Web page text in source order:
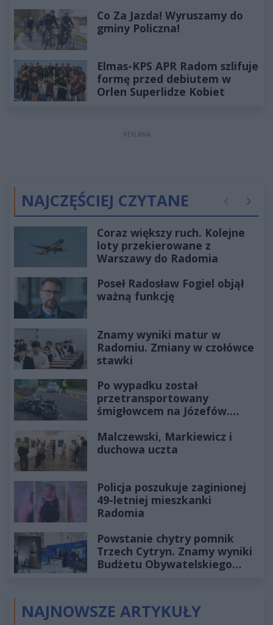
Co Za Jazda! Wyruszamy do
gminy Policzna!
Elmas-KPS APR Radom szlifuje
formę przed debiutem w
Orlen Superlidze Kobiet
REKLAMA
NAJCZĘŚCIEJ CZYTANE Poprzednie
Coraz większy ruch. Kolejne
loty przekierowane z
Warszawy do Radomia
Poseł Radosław Fogiel objął
ważną funkcję
Znamy wyniki matur w
Radomiu. Zmiany w czołówce
stawki
Po wypadku został
przetransportowany
śmigłowcem na Józefów.
Malczewski, Markiewicz i
duchowa uczta
Policja poszukuje zaginionej
49-letniej mieszkanki
Radomia
Powstanie chytry pomnik
Trzech Cytryn. Znamy wyniki
Budżetu Obywatelskiego
NAJNOWSZE ARTYKUŁY